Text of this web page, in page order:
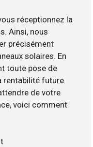
réceptionnez la
Ainsi, nous
précisément
solaires. En
toute pose de
rentabilité future
de votre
voici comment